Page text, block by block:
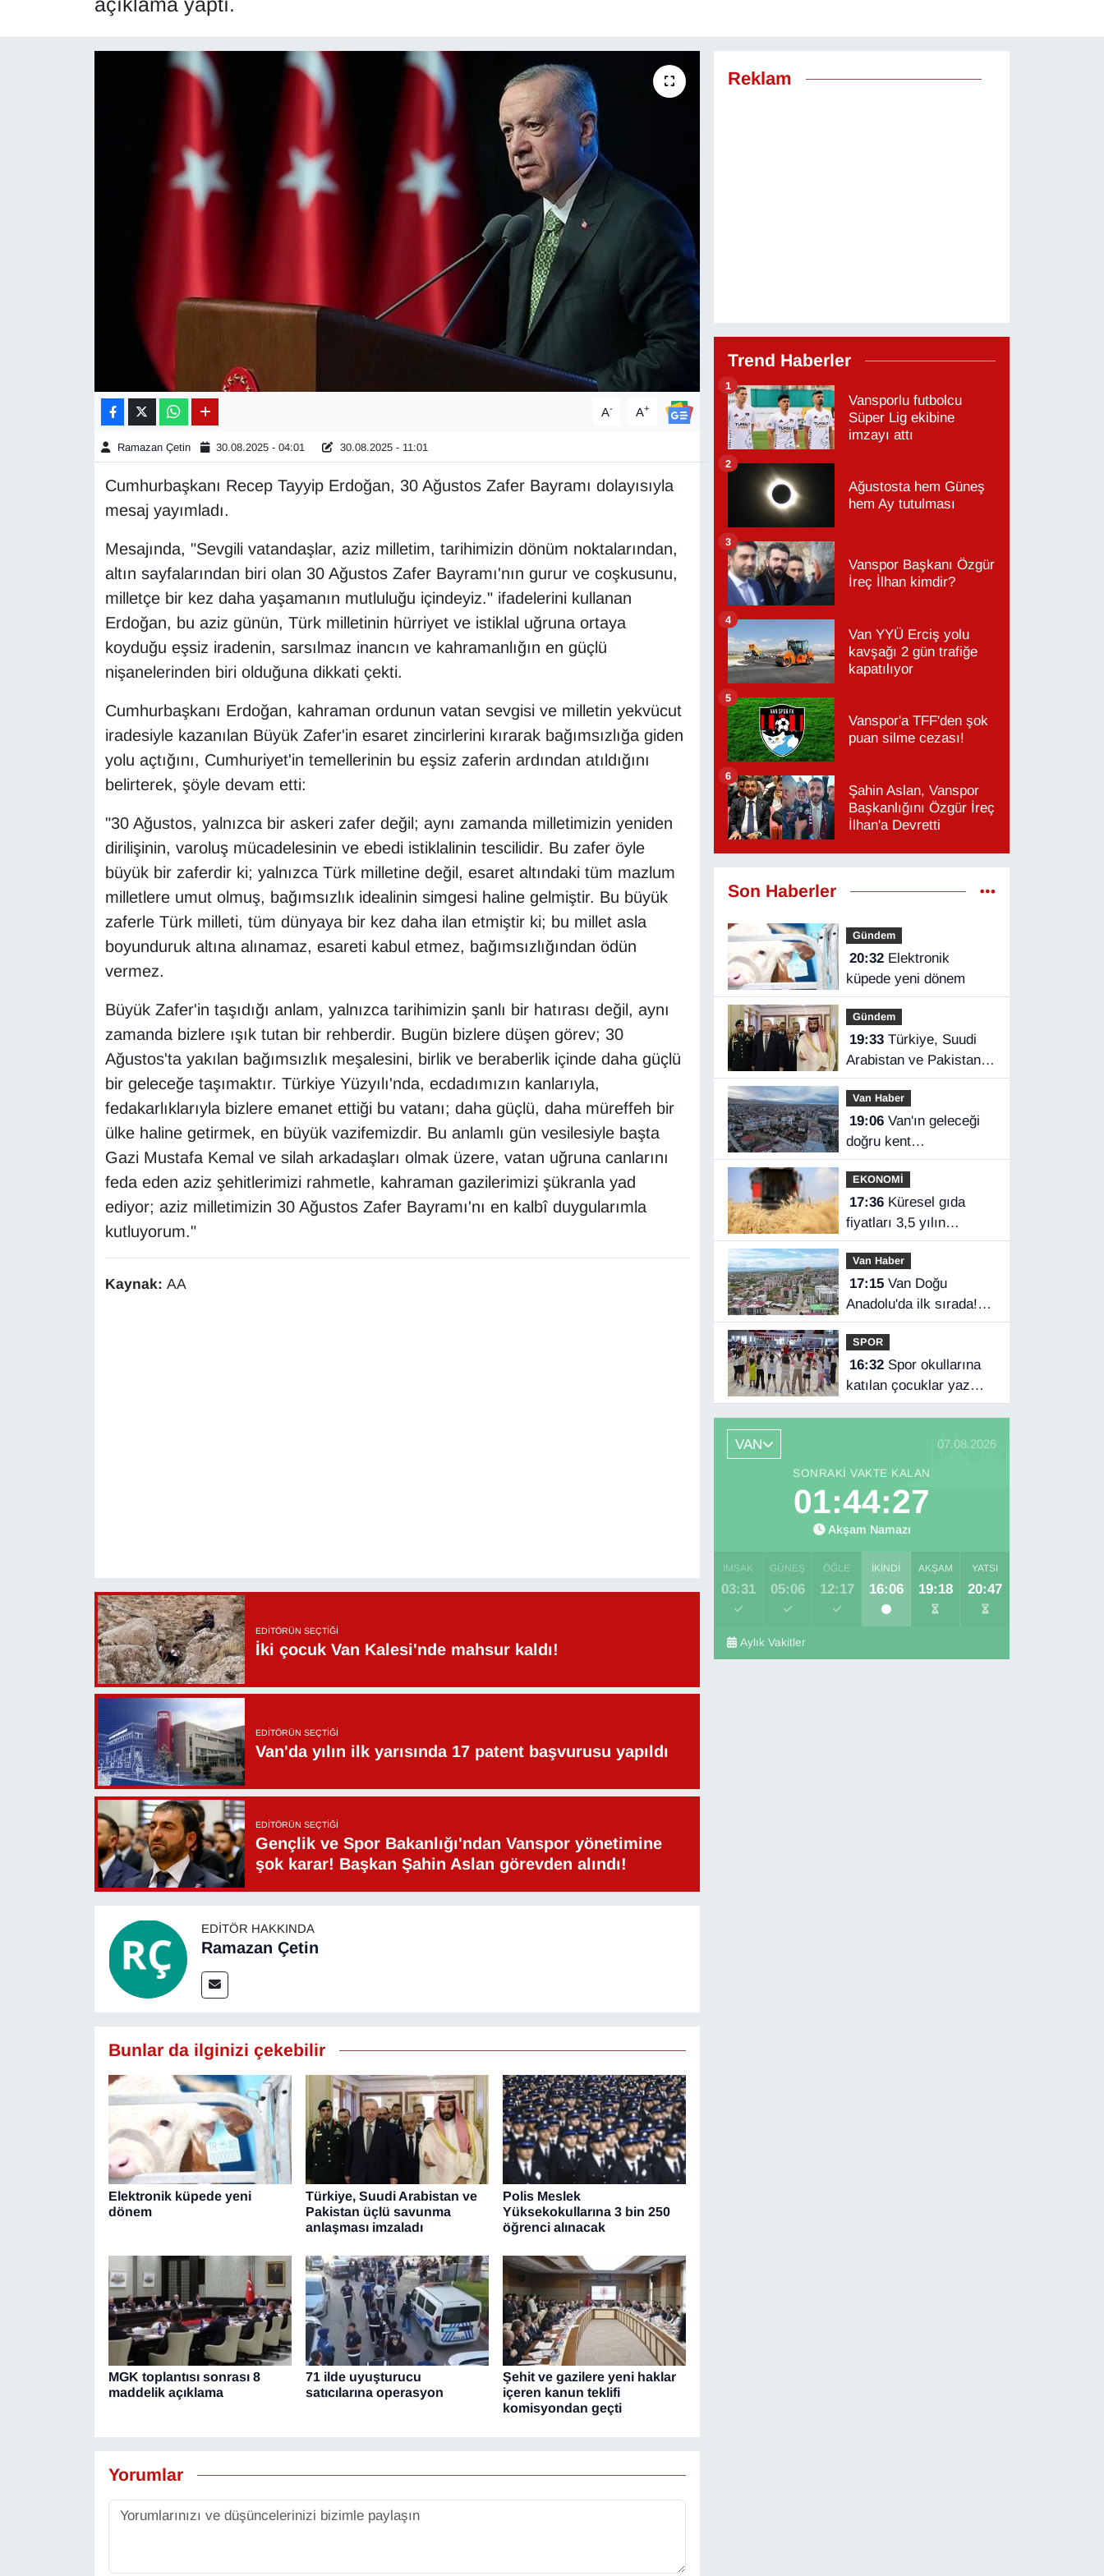
A- A+
Ramazan Çetin 30.08.2025 - 04:01 30.08.2025 - 11:01
Cumhurbaşkanı Recep Tayyip Erdoğan, 30 Ağustos Zafer Bayramı dolayısıyla
mesaj yayımladı.
Mesajında, "Sevgili vatandaşlar, aziz milletim, tarihimizin dönüm noktalarından,
altın sayfalarından biri olan 30 Ağustos Zafer Bayramı'nın gurur ve coşkusunu,
milletçe bir kez daha yaşamanın mutluluğu içindeyiz." ifadelerini kullanan
Erdoğan, bu aziz günün, Türk milletinin hürriyet ve istiklal uğruna ortaya
koyduğu eşsiz iradenin, sarsılmaz inancın ve kahramanlığın en güçlü
nişanelerinden biri olduğuna dikkati çekti.
Cumhurbaşkanı Erdoğan, kahraman ordunun vatan sevgisi ve milletin yekvücut
iradesiyle kazanılan Büyük Zafer'in esaret zincirlerini kırarak bağımsızlığa giden
yolu açtığını, Cumhuriyet'in temellerinin bu eşsiz zaferin ardından atıldığını
belirterek, şöyle devam etti:
"30 Ağustos, yalnızca bir askeri zafer değil; aynı zamanda milletimizin yeniden
dirilişinin, varoluş mücadelesinin ve ebedi istiklalinin tescilidir. Bu zafer öyle
büyük bir zaferdir ki; yalnızca Türk milletine değil, esaret altındaki tüm mazlum
milletlere umut olmuş, bağımsızlık idealinin simgesi haline gelmiştir. Bu büyük
zaferle Türk milleti, tüm dünyaya bir kez daha ilan etmiştir ki; bu millet asla
boyunduruk altına alınamaz, esareti kabul etmez, bağımsızlığından ödün
vermez.
Büyük Zafer'in taşıdığı anlam, yalnızca tarihimizin şanlı bir hatırası değil, aynı
zamanda bizlere ışık tutan bir rehberdir. Bugün bizlere düşen görev; 30
Ağustos'ta yakılan bağımsızlık meşalesini, birlik ve beraberlik içinde daha güçlü
bir geleceğe taşımaktır. Türkiye Yüzyılı'nda, ecdadımızın kanlarıyla,
fedakarlıklarıyla bizlere emanet ettiği bu vatanı; daha güçlü, daha müreffeh bir
ülke haline getirmek, en büyük vazifemizdir. Bu anlamlı gün vesilesiyle başta
Gazi Mustafa Kemal ve silah arkadaşları olmak üzere, vatan uğruna canlarını
feda eden aziz şehitlerimizi rahmetle, kahraman gazilerimizi şükranla yad
ediyor; aziz milletimizin 30 Ağustos Zafer Bayramı'nı en kalbî duygularımla
kutluyorum."
Kaynak: AA
EDITÖRÜN SEÇTIĞI
İki çocuk Van Kalesi'nde mahsur kaldı!
EDITÖRÜN SEÇTIĞI
Van'da yılın ilk yarısında 17 patent başvurusu yapıldı
EDITÖRÜN SEÇTIĞI
Gençlik ve Spor Bakanlığı'ndan Vanspor yönetimine
şok karar! Başkan Şahin Aslan görevden alındı!
EDITÖR HAKKINDA
Ramazan Çetin
Bunlar da ilginizi çekebilir
Elektronik küpede yeni
dönem
Türkiye, Suudi Arabistan ve
Pakistan üçlü savunma
anlaşması imzaladı
Polis Meslek
Yüksekokullarına 3 bin 250
öğrenci alınacak
MGK toplantısı sonrası 8
maddelik açıklama
71 ilde uyuşturucu
satıcılarına operasyon
Şehit ve gazilere yeni haklar
içeren kanun teklifi
komisyondan geçti
Yorumlar
Reklam
Trend Haberler
Vansporlu futbolcu
Süper Lig ekibine
imzayı attı
1
Ağustosta hem Güneş
hem Ay tutulması
2
Vanspor Başkanı Özgür
İreç İlhan kimdir?
3
Van YYÜ Erciş yolu
kavşağı 2 gün trafiğe
kapatılıyor
4
Vanspor'a TFF'den şok
puan silme cezası!
5
Şahin Aslan, Vanspor
Başkanlığını Özgür İreç
İlhan'a Devretti
6
Son Haberler
Gündem
20:32Elektronik
küpede yeni dönem
Gündem
19:33Türkiye, Suudi
Arabistan ve Pakistan
üçlü savunma
anlaşması imzaladı
Van Haber
19:06Van'ın geleceği
doğru kent
planlamasında
EKONOMİ
17:36Küresel gıda
fiyatları 3,5 yılın
zirvesinde
Van Haber
17:15Van Doğu
Anadolu'da ilk sırada!
Bakanlık verileri
paylaştı…
SPOR
16:32Spor okullarına
katılan çocuklar yaz
tatilini dolu dolu
VAN
07.08.2026
SONRAKI VAKTE KALAN
01:44:26
Akşam Namazı
İMSAK
03:31
GÜNEŞ
05:06
ÖĞLE
12:17
İKINDI
16:06
AKŞAM
19:18
YATSI
20:47
Aylık Vakitler
HABERDE İNSAN
Kamu Alımları
Kim Kimdir?
MAGAZİN
ONE EKONOMİ
Resmi İlanlar
Sinema - TV
TEKNOLOJİ